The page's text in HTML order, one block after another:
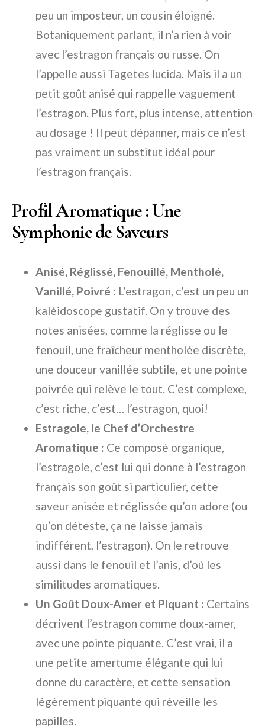
peu un imposteur, un cousin éloigné.
Botaniquement parlant, il n’a rien à voir
avec l’estragon français ou russe. On
l’appelle aussi Tagetes lucida. Mais il a un
petit goût anisé qui rappelle vaguement
l’estragon. Plus fort, plus intense, attention
au dosage ! Il peut dépanner, mais ce n’est
pas vraiment un substitut idéal pour
l’estragon français.
Profil Aromatique : Une
Symphonie de Saveurs
Anisé, Réglissé, Fenouillé, Mentholé,
Vanillé, Poivré : L’estragon, c’est un peu un
kaléidoscope gustatif. On y trouve des
notes anisées, comme la réglisse ou le
fenouil, une fraîcheur mentholée discrète,
une douceur vanillée subtile, et une pointe
poivrée qui relève le tout. C’est complexe,
c’est riche, c’est… l’estragon, quoi!
Estragole, le Chef d’Orchestre
Aromatique : Ce composé organique,
l’estragole, c’est lui qui donne à l’estragon
français son goût si particulier, cette
saveur anisée et réglissée qu’on adore (ou
qu’on déteste, ça ne laisse jamais
indifférent, l’estragon). On le retrouve
aussi dans le fenouil et l’anis, d’où les
similitudes aromatiques.
Un Goût Doux-Amer et Piquant : Certains
décrivent l’estragon comme doux-amer,
avec une pointe piquante. C’est vrai, il a
une petite amertume élégante qui lui
donne du caractère, et cette sensation
légèrement piquante qui réveille les
papilles.